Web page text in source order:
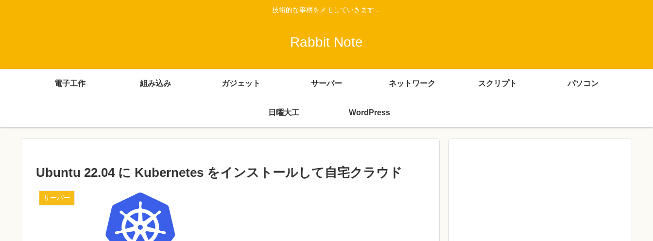
技術的な事柄をメモしていきます．
Rabbit Note
電子工作 組み込み ガジェット サーバー ネットワーク スクリプト パソコン
日曜大工 WordPress
Ubuntu 22.04 に Kubernetes をインストールして自宅クラウド
サーバー